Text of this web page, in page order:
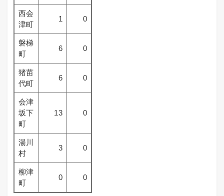
西会
津町
1 0
磐梯
町
6 0
猪苗
代町
6 0
会津
坂下
町
13 0
湯川
村
3 0
柳津
町
0 0